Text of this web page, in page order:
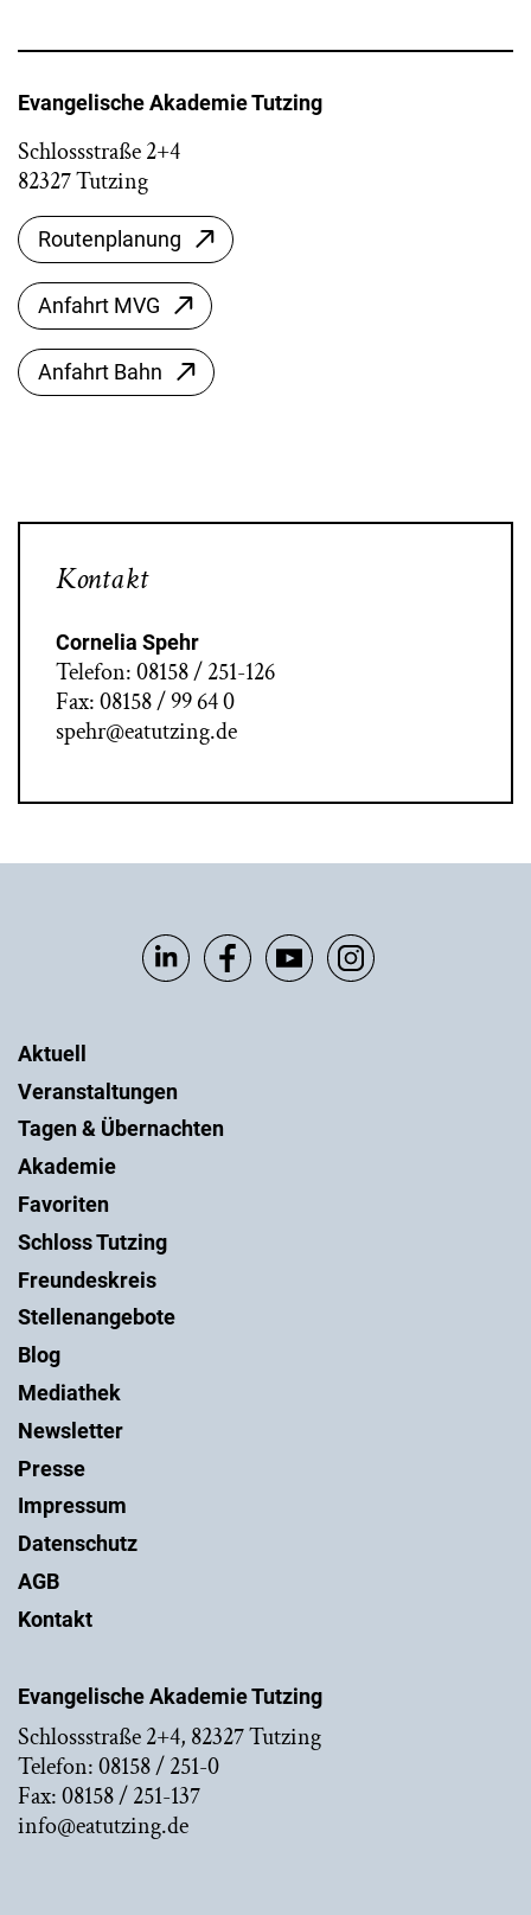
Evangelische Akademie Tutzing
Schlossstraße 2+4
82327 Tutzing
Routenplanung
Anfahrt MVG
Anfahrt Bahn
Kontakt
Cornelia Spehr
Telefon: 08158 / 251-126
Fax: 08158 / 99 64 0
spehr@eatutzing.de
Evangelische Akademie Tutzing
Schlossstraße 2+4, 82327 Tutzing
Telefon: 08158 / 251-0
Fax: 08158 / 251-137
info@eatutzing.de
Aktuell
Veranstaltungen
Tagen & Übernachten
Akademie
Favoriten
Schloss Tutzing
Freundeskreis
Stellenangebote
Blog
Mediathek
Newsletter
Presse
Impressum
Datenschutz
AGB
Kontakt